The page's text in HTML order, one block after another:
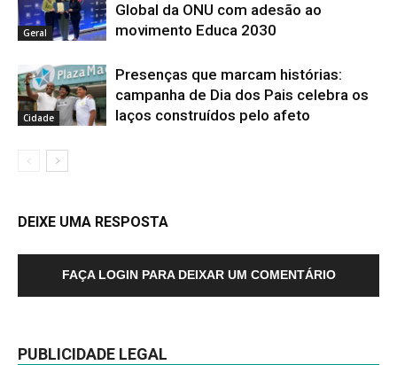
Geral
Global da ONU com adesão ao
movimento Educa 2030
Cidade
Presenças que marcam histórias:
campanha de Dia dos Pais celebra os
laços construídos pelo afeto
DEIXE UMA RESPOSTA
FAÇA LOGIN PARA DEIXAR UM COMENTÁRIO
PUBLICIDADE LEGAL